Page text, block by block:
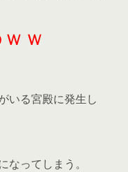
ｗ
いる宮殿に発生し
なってしまう。